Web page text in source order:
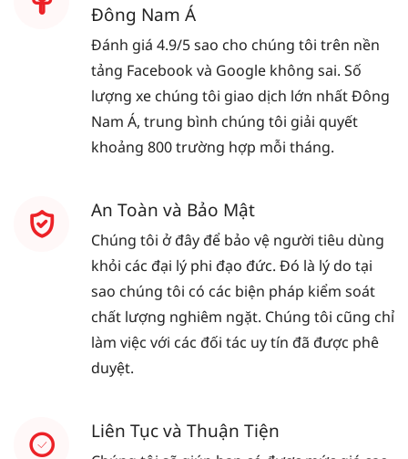
Đông Nam Á
Đánh giá 4.9/5 sao cho chúng tôi trên nền
tảng Facebook và Google không sai. Số
lượng xe chúng tôi giao dịch lớn nhất Đông
Nam Á, trung bình chúng tôi giải quyết
khoảng 800 trường hợp mỗi tháng.
An Toàn và Bảo Mật
Chúng tôi ở đây để bảo vệ người tiêu dùng
khỏi các đại lý phi đạo đức. Đó là lý do tại
sao chúng tôi có các biện pháp kiểm soát
chất lượng nghiêm ngặt. Chúng tôi cũng chỉ
làm việc với các đối tác uy tín đã được phê
duyệt.
Liên Tục và Thuận Tiện